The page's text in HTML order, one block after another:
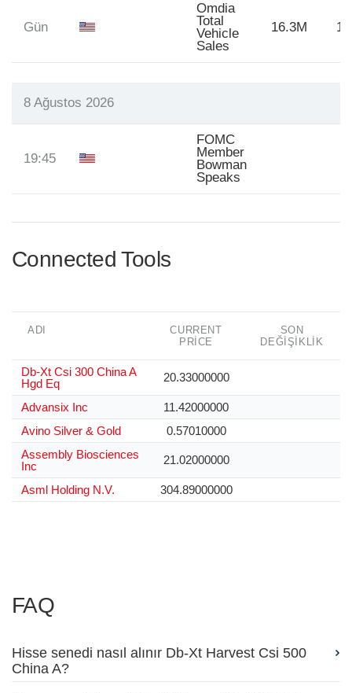
Gün
Omdia
Total
Vehicle
Sales
16.3M
8 Ağustos 2026
19:45
FOMC
Member
Bowman
Speaks
Connected Tools
ADI
CURRENT
PRICE
SON
DEĞIŞIKLIK
Db-Xt Csi 300 China A
Hgd Eq
20.33000000
Advansix Inc
11.42000000
Avino Silver & Gold
0.57010000
Assembly Biosciences
Inc
21.02000000
Asml Holding N.V. 304.89000000
FAQ
Hisse senedi nasıl alınır Db-Xt Harvest Csi 500
China A?